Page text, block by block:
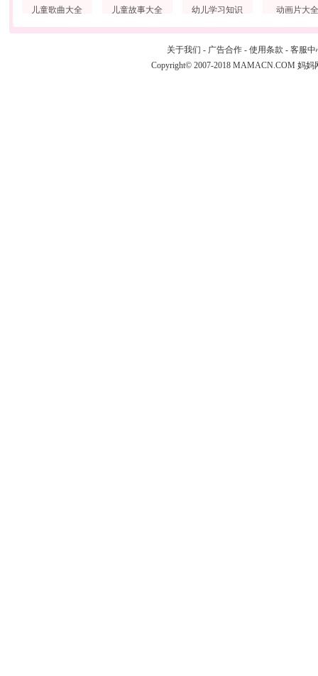
儿童歌曲大全 儿童故事大全 幼儿学习知识 动画片大全
关于我们 - 广告合作 - 使用条款 - 客服中
Copyright© 2007-2018 MAMACN.COM 妈妈